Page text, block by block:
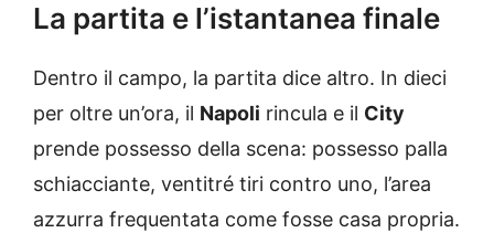
La partita e l’istantanea finale
Dentro il campo, la partita dice altro. In dieci
per oltre un’ora, il Napoli rincula e il City
prende possesso della scena: possesso palla
schiacciante, ventitré tiri contro uno, l’area
azzurra frequentata come fosse casa propria.